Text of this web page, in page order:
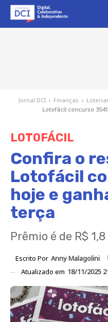
Jornal DCI › Finanças ›
Lotofácil concurso
LOTOFÁCIL
Confira o
Lotofácil
hoje e
terça
Prêmio é de R$
Escrito Por Anny Malagolini
Atualizado em 18/11/2025